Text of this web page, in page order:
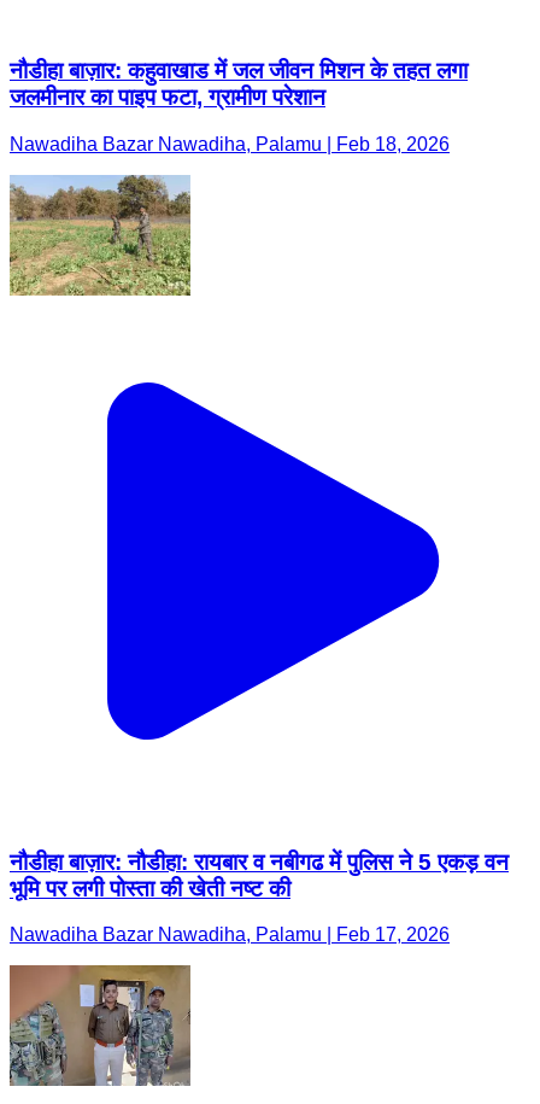
नौडीहा बाज़ार: कहुवाखाड में जल जीवन मिशन के तहत लगा
जलमीनार का पाइप फटा, ग्रामीण परेशान
Nawadiha Bazar Nawadiha, Palamu | Feb 18, 2026
नौडीहा बाज़ार: नौडीहा: रायबार व नबीगढ में पुलिस ने 5 एकड़ वन
भूमि पर लगी पोस्ता की खेती नष्ट की
Nawadiha Bazar Nawadiha, Palamu | Feb 17, 2026